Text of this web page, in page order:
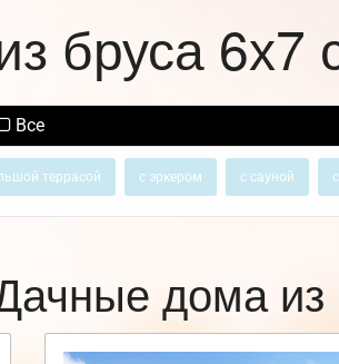
бруса 6х7
Все
террасой с эркером с сауной
дома из